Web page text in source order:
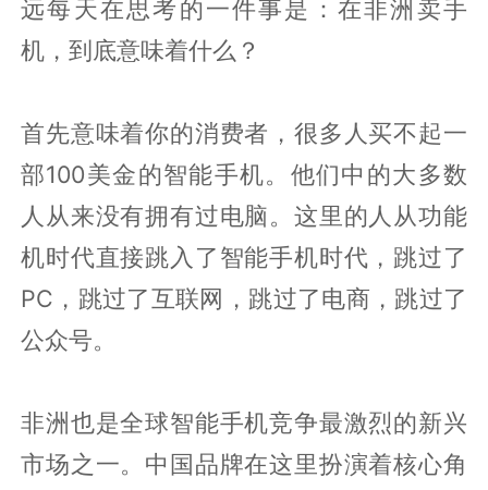
远每天在思考的一件事是：在非洲卖手
机，到底意味着什么？
首先意味着你的消费者，很多人买不起一
部100美金的智能手机。他们中的大多数
人从来没有拥有过电脑。这里的人从功能
机时代直接跳入了智能手机时代，跳过了
PC，跳过了互联网，跳过了电商，跳过了
公众号。
非洲也是全球智能手机竞争最激烈的新兴
市场之一。中国品牌在这里扮演着核心角